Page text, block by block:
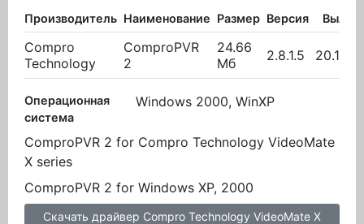
Производитель Наименование Размер Версия
Compro
Technology
ComproPVR
2
24.66
Мб
2.8.1.5
Операционная
система
Windows 2000, WinXP
ComproPVR 2 for Compro Technology VideoMate
X series
ComproPVR 2 for Windows XP, 2000
Скачать драйвер Compro Technology VideoMate X